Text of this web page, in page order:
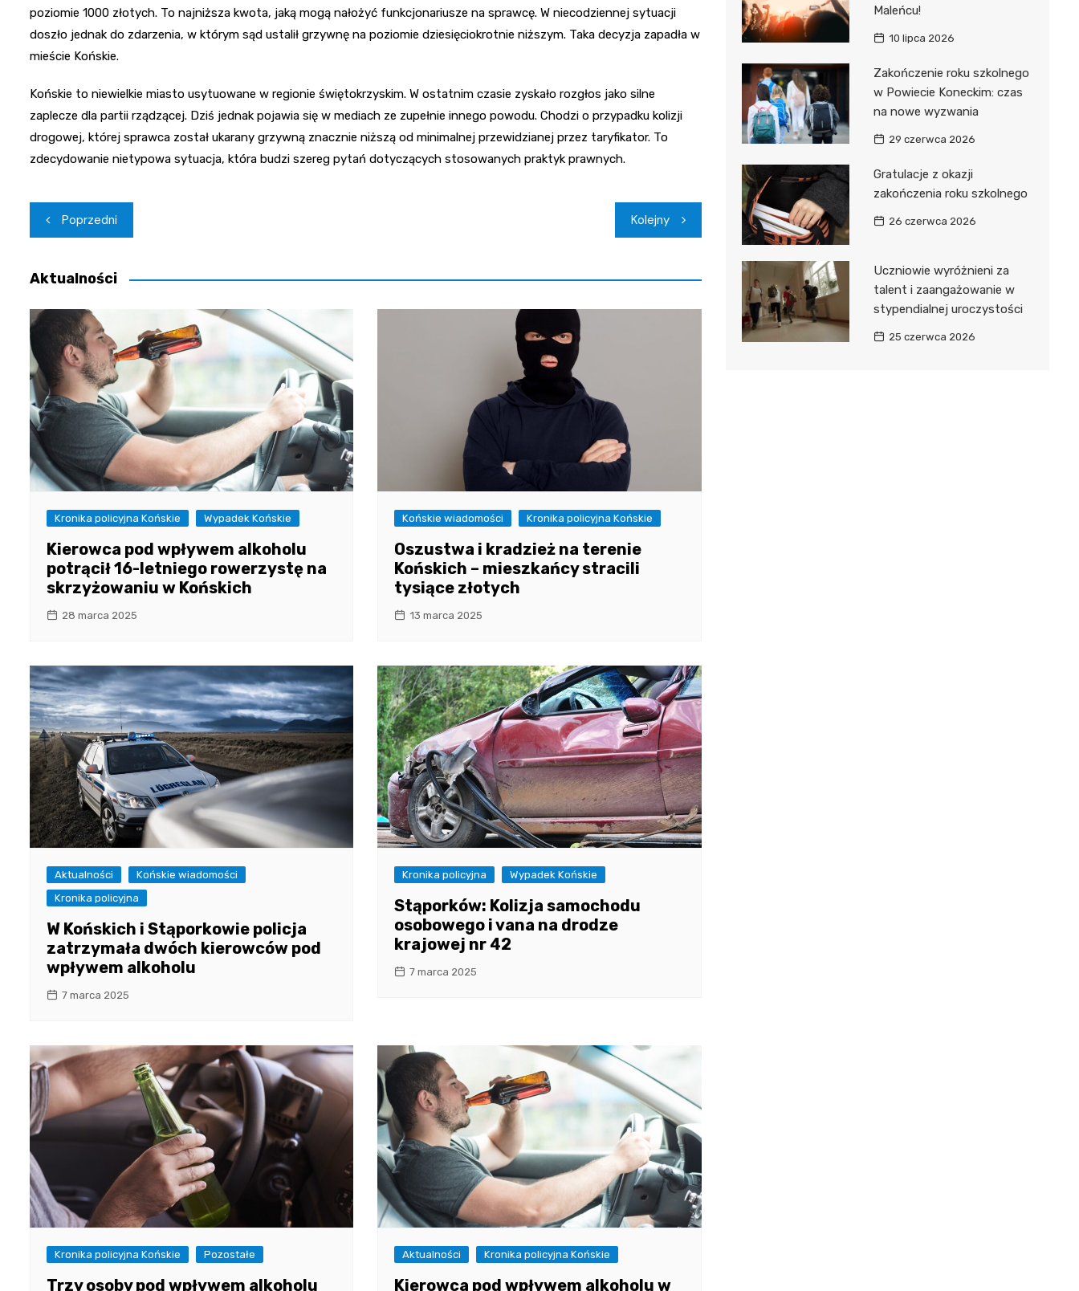
poziomie 1000 złotych. To najniższa kwota, jaką mogą nałożyć funkcjonariusze na sprawcę. W niecodziennej sytuacji
doszło jednak do zdarzenia, w którym sąd ustalił grzywnę na poziomie dziesięciokrotnie niższym. Taka decyzja zapadła w
mieście Końskie.
Końskie to niewielkie miasto usytuowane w regionie świętokrzyskim. W ostatnim czasie zyskało rozgłos jako silne
zaplecze dla partii rządzącej. Dziś jednak pojawia się w mediach ze zupełnie innego powodu. Chodzi o przypadku kolizji
drogowej, której sprawca został ukarany grzywną znacznie niższą od minimalnej przewidzianej przez taryfikator. To
zdecydowanie nietypowa sytuacja, która budzi szereg pytań dotyczących stosowanych praktyk prawnych.
Nawigacja
wpisu
Poprzedni Kolejny
Aktualności
Kronika policyjna Końskie Wypadek Końskie
Kierowca pod wpływem alkoholu
potrącił 16-letniego rowerzystę na
skrzyżowaniu w Końskich
28 marca 2025
Końskie wiadomości Kronika policyjna Końskie
Oszustwa i kradzież na terenie
Końskich – mieszkańcy stracili
tysiące złotych
13 marca 2025
Aktualności
Końskie wiadomości
Kronika policyjna
W Końskich i Stąporkowie policja
zatrzymała dwóch kierowców pod
wpływem alkoholu
7 marca 2025
Kronika policyjna Wypadek Końskie
Stąporków: Kolizja samochodu
osobowego i vana na drodze
krajowej nr 42
7 marca 2025
Kronika policyjna Końskie Pozostałe
Trzy osoby pod wpływem alkoholu
Aktualności Kronika policyjna Końskie
Kierowca pod wpływem alkoholu w
Maleńcu!
10 lipca 2026
Zakończenie roku szkolnego
w Powiecie Koneckim: czas
na nowe wyzwania
29 czerwca 2026
Gratulacje z okazji
zakończenia roku szkolnego
26 czerwca 2026
Uczniowie wyróżnieni za
talent i zaangażowanie w
stypendialnej uroczystości
25 czerwca 2026